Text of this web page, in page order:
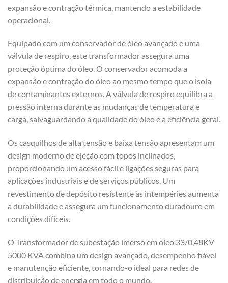
expansão e contração térmica, mantendo a estabilidade
operacional.
Equipado com um conservador de óleo avançado e uma
válvula de respiro, este transformador assegura uma
proteção óptima do óleo. O conservador acomoda a
expansão e contração do óleo ao mesmo tempo que o isola
de contaminantes externos. A válvula de respiro equilibra a
pressão interna durante as mudanças de temperatura e
carga, salvaguardando a qualidade do óleo e a eficiência geral.
Os casquilhos de alta tensão e baixa tensão apresentam um
design moderno de ejeção com topos inclinados,
proporcionando um acesso fácil e ligações seguras para
aplicações industriais e de serviços públicos. Um
revestimento de depósito resistente às intempéries aumenta
a durabilidade e assegura um funcionamento duradouro em
condições difíceis.
O Transformador de subestação imerso em óleo 33/0,48KV
5000 KVA combina um design avançado, desempenho fiável
e manutenção eficiente, tornando-o ideal para redes de
distribuição de energia em todo o mundo.